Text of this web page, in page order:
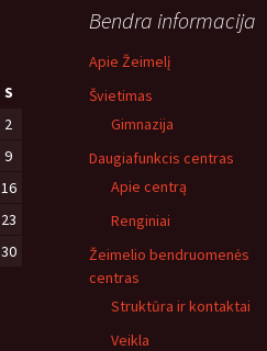
S
2
9
16
23
30
Bendra informacija
Apie Žeimelį
Švietimas
Gimnazija
Daugiafunkcis centras
Apie centrą
Renginiai
Žeimelio bendruomenės
centras
Struktūra ir kontaktai
Veikla